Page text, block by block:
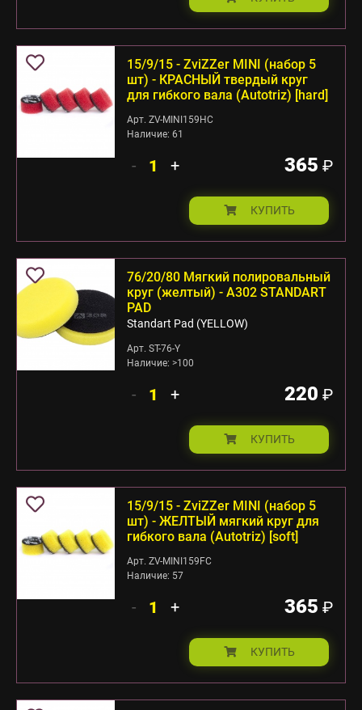
15/9/15 - ZviZZer MINI (набор 5
шт) - КРАСНЫЙ твердый круг
для гибкого вала (Autotriz) [hard]
Арт. ZV-MINI159HC
Наличие: 61
- + 365 ₽
КУПИТЬ
76/20/80 Мягкий полировальный
круг (желтый) - А302 STANDART
PAD
Standart Pad (YELLOW)
Арт. ST-76-Y
Наличие: >100
- + 220 ₽
КУПИТЬ
15/9/15 - ZviZZer MINI (набор 5
шт) - ЖЕЛТЫЙ мягкий круг для
гибкого вала (Autotriz) [soft]
Арт. ZV-MINI159FC
Наличие: 57
- + 365 ₽
КУПИТЬ